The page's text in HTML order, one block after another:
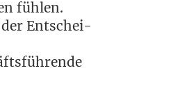
fühlen.
der Ent­schei­